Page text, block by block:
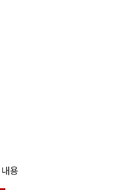
내용